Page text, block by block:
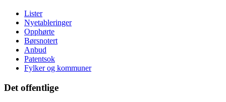
Lister
Nyetableringer
Opphørte
Børsnotert
Anbud
Patentsok
Fylker og kommuner
Det offentlige